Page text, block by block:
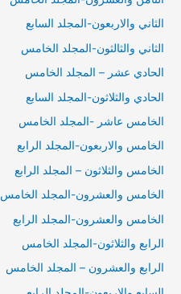
الثاني والاربعون-المجلد السابع
الثاني والثالثون-المجلد الخامس
الحادي عشر – المجلد الخامس
الحادي والثلاثون-المجلد السابع
الخامس عاشر -المجلد الخامس
الخامس والاربعون-المجلد الرابع
الخامس والثلاثون – المجلد الرابع
الخامس والعشرون-المجلد الخامس
الخامس والعشرون-المجلد الرابع
الرابع والثلاثون-المجلد الخامس
الرابع والعشرون – المجلد الخامس